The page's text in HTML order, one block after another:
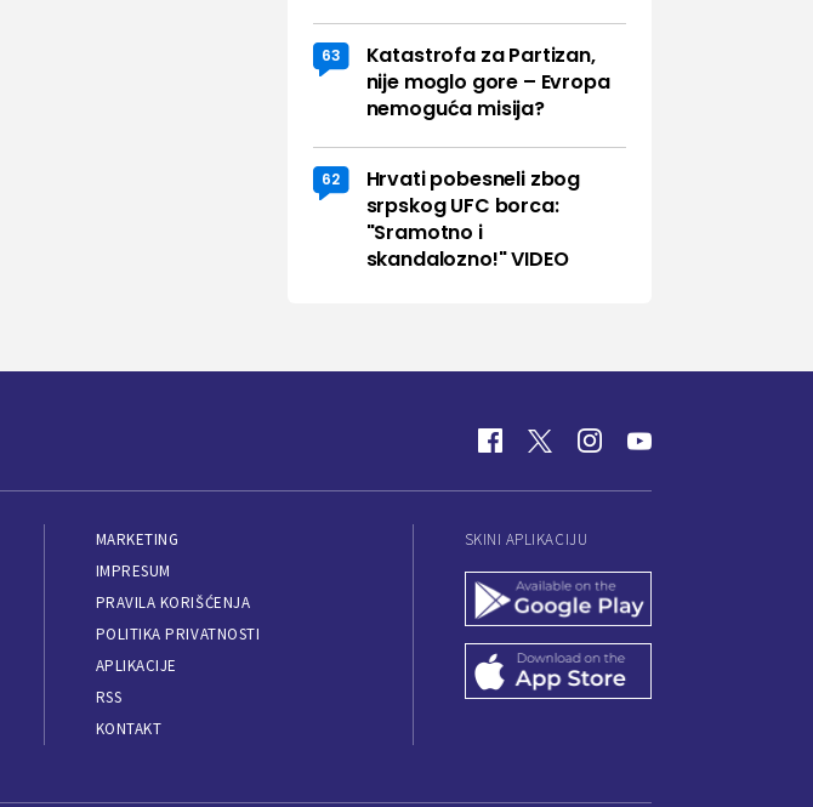
63
Katastrofa za Partizan,
nije moglo gore – Evropa
nemoguća misija?
62
Hrvati pobesneli zbog
srpskog UFC borca:
"Sramotno i
skandalozno!" VIDEO
MARKETING
IMPRESUM
PRAVILA KORIŠĆENJA
POLITIKA PRIVATNOSTI
APLIKACIJE
RSS
KONTAKT
SKINI APLIKACIJU